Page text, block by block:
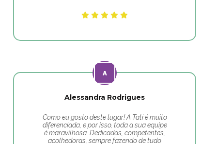
Alessandra Rodrigues
Como eu gosto deste lugar! A Tati é muito
diferenciada, e por isso, toda a sua equipe
é maravilhosa. Dedicadas, competentes,
acolhedoras, sempre fazendo de tudo